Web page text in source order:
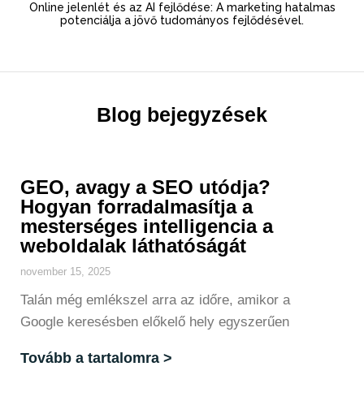
Online jelenlét és az AI fejlődése: A marketing hatalmas
potenciálja a jövő tudományos fejlődésével.
Blog bejegyzések
GEO, avagy a SEO utódja?
Hogyan forradalmasítja a
mesterséges intelligencia a
weboldalak láthatóságát
november 15, 2025
Talán még emlékszel arra az időre, amikor a
Google keresésben előkelő hely egyszerűen
Tovább a tartalomra >